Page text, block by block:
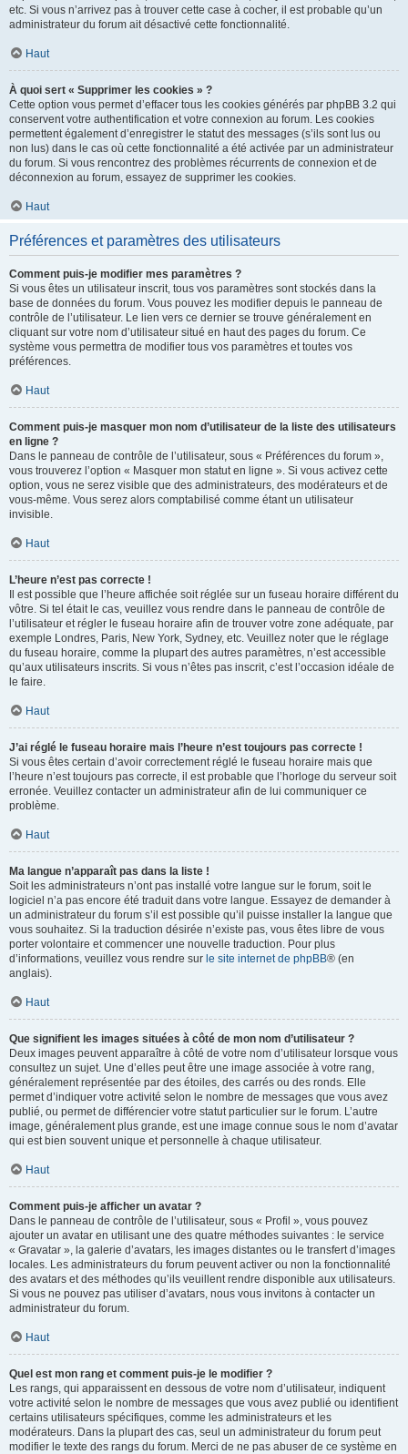
etc. Si vous n’arrivez pas à trouver cette case à cocher, il est probable qu’un
administrateur du forum ait désactivé cette fonctionnalité.
Haut
À quoi sert « Supprimer les cookies » ?
Cette option vous permet d’effacer tous les cookies générés par phpBB 3.2 qui
conservent votre authentification et votre connexion au forum. Les cookies
permettent également d’enregistrer le statut des messages (s’ils sont lus ou
non lus) dans le cas où cette fonctionnalité a été activée par un administrateur
du forum. Si vous rencontrez des problèmes récurrents de connexion et de
déconnexion au forum, essayez de supprimer les cookies.
Haut
Préférences et paramètres des utilisateurs
Comment puis-je modifier mes paramètres ?
Si vous êtes un utilisateur inscrit, tous vos paramètres sont stockés dans la
base de données du forum. Vous pouvez les modifier depuis le panneau de
contrôle de l’utilisateur. Le lien vers ce dernier se trouve généralement en
cliquant sur votre nom d’utilisateur situé en haut des pages du forum. Ce
système vous permettra de modifier tous vos paramètres et toutes vos
préférences.
Haut
Comment puis-je masquer mon nom d’utilisateur de la liste des utilisateurs
en ligne ?
Dans le panneau de contrôle de l’utilisateur, sous « Préférences du forum »,
vous trouverez l’option « Masquer mon statut en ligne ». Si vous activez cette
option, vous ne serez visible que des administrateurs, des modérateurs et de
vous-même. Vous serez alors comptabilisé comme étant un utilisateur
invisible.
Haut
L’heure n’est pas correcte !
Il est possible que l’heure affichée soit réglée sur un fuseau horaire différent du
vôtre. Si tel était le cas, veuillez vous rendre dans le panneau de contrôle de
l’utilisateur et régler le fuseau horaire afin de trouver votre zone adéquate, par
exemple Londres, Paris, New York, Sydney, etc. Veuillez noter que le réglage
du fuseau horaire, comme la plupart des autres paramètres, n’est accessible
qu’aux utilisateurs inscrits. Si vous n’êtes pas inscrit, c’est l’occasion idéale de
le faire.
Haut
J’ai réglé le fuseau horaire mais l’heure n’est toujours pas correcte !
Si vous êtes certain d’avoir correctement réglé le fuseau horaire mais que
l’heure n’est toujours pas correcte, il est probable que l’horloge du serveur soit
erronée. Veuillez contacter un administrateur afin de lui communiquer ce
problème.
Haut
Ma langue n’apparaît pas dans la liste !
Soit les administrateurs n’ont pas installé votre langue sur le forum, soit le
logiciel n’a pas encore été traduit dans votre langue. Essayez de demander à
un administrateur du forum s’il est possible qu’il puisse installer la langue que
vous souhaitez. Si la traduction désirée n’existe pas, vous êtes libre de vous
porter volontaire et commencer une nouvelle traduction. Pour plus
d’informations, veuillez vous rendre sur le site internet de phpBB® (en
anglais).
Haut
Que signifient les images situées à côté de mon nom d’utilisateur ?
Deux images peuvent apparaître à côté de votre nom d’utilisateur lorsque vous
consultez un sujet. Une d’elles peut être une image associée à votre rang,
généralement représentée par des étoiles, des carrés ou des ronds. Elle
permet d’indiquer votre activité selon le nombre de messages que vous avez
publié, ou permet de différencier votre statut particulier sur le forum. L’autre
image, généralement plus grande, est une image connue sous le nom d’avatar
qui est bien souvent unique et personnelle à chaque utilisateur.
Haut
Comment puis-je afficher un avatar ?
Dans le panneau de contrôle de l’utilisateur, sous « Profil », vous pouvez
ajouter un avatar en utilisant une des quatre méthodes suivantes : le service
« Gravatar », la galerie d’avatars, les images distantes ou le transfert d’images
locales. Les administrateurs du forum peuvent activer ou non la fonctionnalité
des avatars et des méthodes qu’ils veuillent rendre disponible aux utilisateurs.
Si vous ne pouvez pas utiliser d’avatars, nous vous invitons à contacter un
administrateur du forum.
Haut
Quel est mon rang et comment puis-je le modifier ?
Les rangs, qui apparaissent en dessous de votre nom d’utilisateur, indiquent
votre activité selon le nombre de messages que vous avez publié ou identifient
certains utilisateurs spécifiques, comme les administrateurs et les
modérateurs. Dans la plupart des cas, seul un administrateur du forum peut
modifier le texte des rangs du forum. Merci de ne pas abuser de ce système en